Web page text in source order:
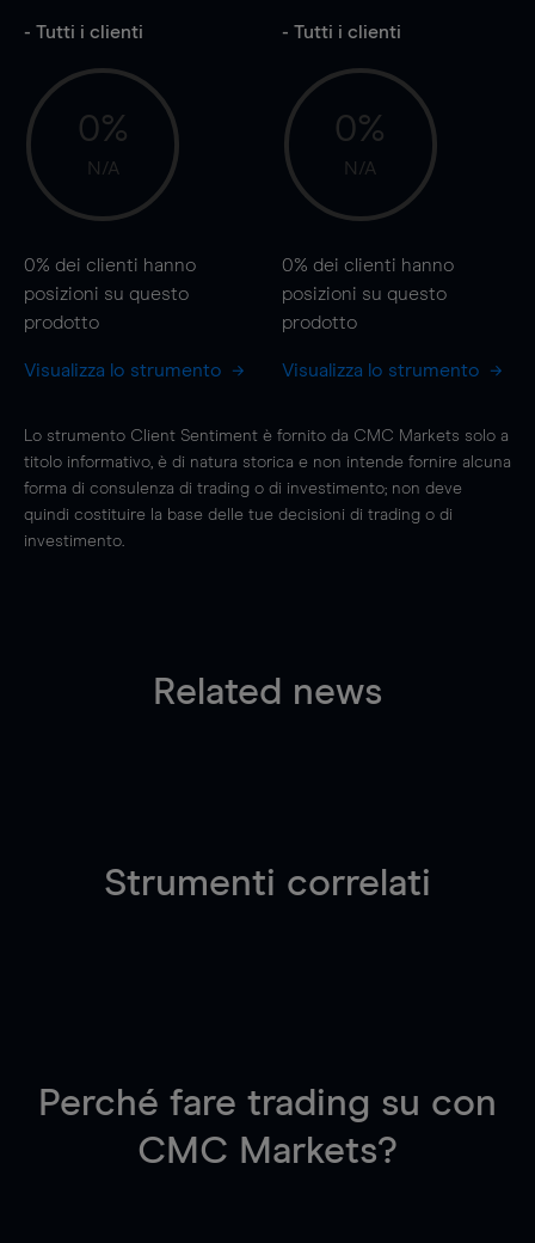
- Tutti i clienti
0%
N/A
0% dei clienti hanno
posizioni su questo
prodotto
Visualizza lo strumento
- Tutti i clienti
0%
N/A
0% dei clienti hanno
posizioni su questo
prodotto
Visualizza lo strumento
Lo strumento Client Sentiment è fornito da CMC Markets solo a
titolo informativo, è di natura storica e non intende fornire alcuna
forma di consulenza di trading o di investimento; non deve
quindi costituire la base delle tue decisioni di trading o di
investimento.
Related news
Strumenti correlati
Perché fare trading su con
CMC Markets?